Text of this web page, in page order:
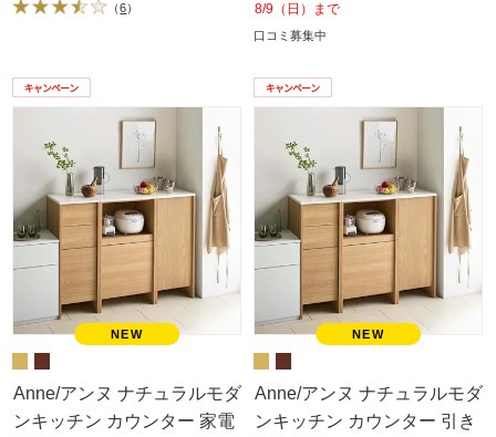
（6）
8/9（日）まで
口コミ募集中
Anne/アンヌ ナチュラルモダ
ンキッチン カウンター 家電
Anne/アンヌ ナチュラルモダ
ンキッチン カウンター 引き